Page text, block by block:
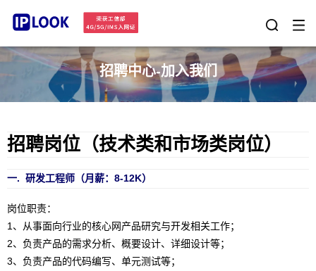
招聘中心-加入我们
招聘岗位（技术类和市场类岗位）
一. 研发工程师（月薪：8-12K）
岗位职责：
1、从事面向行业的核心网产品研究与开发相关工作；
2、负责产品的需求分析、概要设计、详细设计等；
3、负责产品的代码编写、单元测试等；